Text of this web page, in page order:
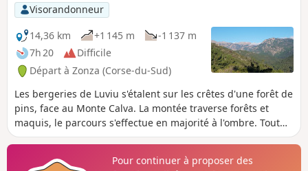
Visorandonneur
14,36 km
+1 145 m
-1 137 m
7h 20
Difficile
Départ à Zonza (Corse-du-Sud)
Les bergeries de Luviu s'étalent sur les crêtes d'une forêt de
pins, face au Monte Calva. La montée traverse forêts et
maquis, le parcours s'effectue en majorité à l'ombre. Tout
au long du parcours s'offrent à vous des vues sur les baies
(Monte Cristo, d'Elbe, les Cerbicales, les Lavezzi), jusqu'à la
Pour continuer à proposer des